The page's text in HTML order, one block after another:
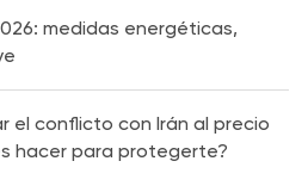
medidas energéticas,
el conflicto con Irán al precio
hacer para protegerte?